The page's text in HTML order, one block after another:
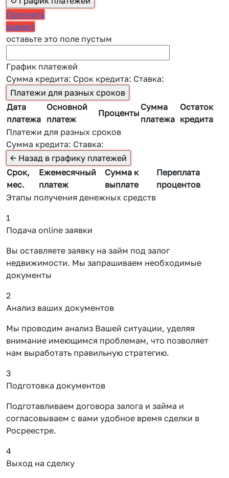
Получить
кредит
оставьте это поле пустым
График платежей
Сумма кредита: Срок кредита: Ставка:
Дата
платежа
Основной
платеж
Проценты
Сумма
платежа
Остаток
кредита
Платежи для разных сроков
Сумма кредита: Ставка:
Срок,
мес.
Ежемесячный
платеж
Сумма к
выплате
Переплата
процентов
Этапы получения денежных средств
1
Подача online заявки
Вы оставляете заявку на займ под залог
недвижимости. Мы запрашиваем необходимые
документы
2
Анализ ваших документов
Мы проводим анализ Вашей ситуации, уделяя
внимание имеющимся проблемам, что позволяет
нам выработать правильную стратегию.
3
Подготовка документов
Подготавливаем договора залога и займа и
согласовываем с вами удобное время сделки в
Росреестре.
4
Выход на сделку